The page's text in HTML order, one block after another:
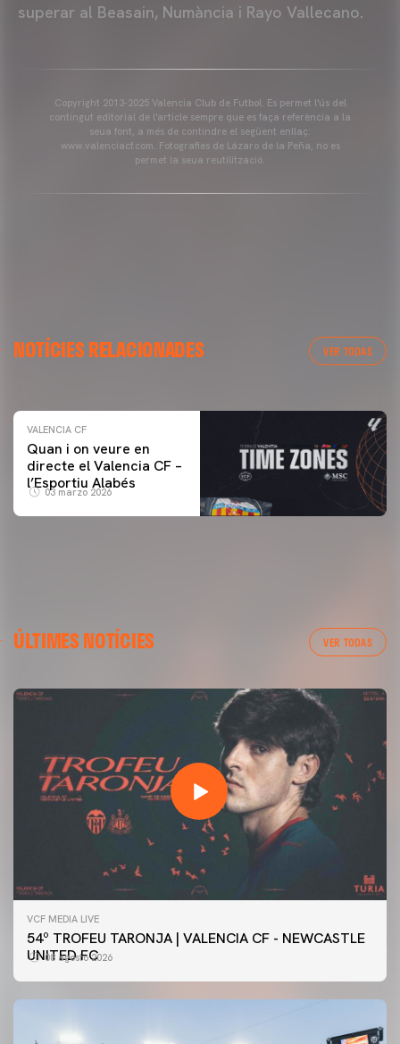
superar al Beasain, Numància i Rayo Vallecano.
Copyright 2013-2025 Valencia Club de Futbol. Es permet l'ús del
contingut editorial de l'article sempre que es faça referència a la
seua font, a més de contindre el següent enllaç:
www.valenciacf.com. Fotografies de Lázaro de la Peña, no es
permet la seua reutilització.
NOTÍCIES RELACIONADES VER TODAS
ENTRENAMENT DEL VALENCIA CF 04/03/26
VALENCIA CF
Quan i on veure en
directe el Valencia CF –
l’Esportiu Alabés
03 marzo 2026
ÚLTIMES NOTÍCIES VER TODAS
VCF MEDIA LIVE
54º TROFEU TARONJA | VALENCIA CF - NEWCASTLE
UNITED FC
08 agosto 2026